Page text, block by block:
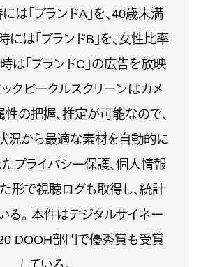
は「ブランドA」を、40歳未満
は「ブランドB」を、女性比率
は「ブランドC」の広告を放映
ックビークルスクリーンはカメ
の把握、推定が可能なので、
況から最適な素材を自動的に
たプライバシー保護、個人情報
形で視聴ログも取得し、統計
る。 本件はデジタルサイネー
DOOH部門で優秀賞も受賞